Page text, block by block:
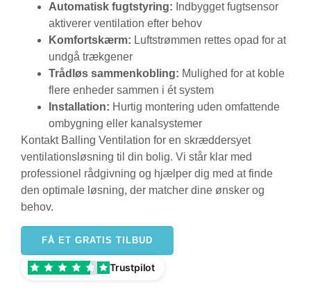
Automatisk fugtstyring: Indbygget fugtsensor
aktiverer ventilation efter behov
Komfortskærm: Luftstrømmen rettes opad for at
undgå trækgener
Trådløs sammenkobling: Mulighed for at koble
flere enheder sammen i ét system
Installation: Hurtig montering uden omfattende
ombygning eller kanalsystemer
Kontakt Balling Ventilation for en skræddersyet
ventilationsløsning til din bolig. Vi står klar med
professionel rådgivning og hjælper dig med at finde
den optimale løsning, der matcher dine ønsker og
behov.
FÅ ET GRATIS TILBUD
Trustpilot